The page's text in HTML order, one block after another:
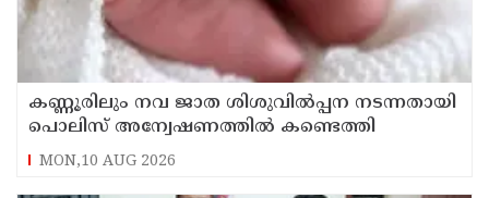
കണ്ണൂരിലും നവ ജാത ശിശുവിൽപ്പന നടന്നതായി
പൊലിസ് അന്വേഷണത്തിൽ കണ്ടെത്തി
MON,10 AUG 2026